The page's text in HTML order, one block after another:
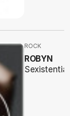
ROCK
ROBYN
Sexistential